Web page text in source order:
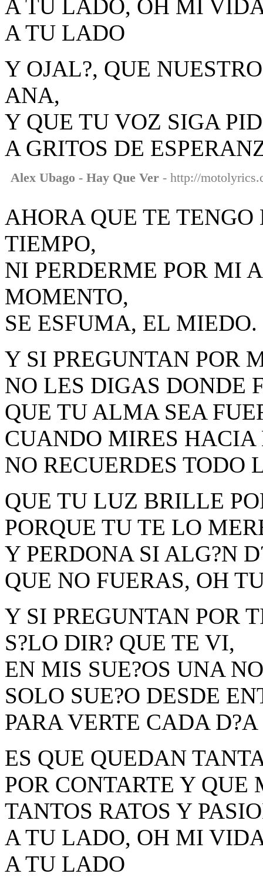
A TU LADO, OH MI
A TU LADO
Y OJAL?, QUE
ANA,
Y QUE TU VOZ SIGA
A GRITOS DE
Alex Ubago - Hay Que Ver - http://
AHORA QUE TE TENGO
TIEMPO,
NI PERDERME POR MI
MOMENTO,
SE ESFUMA, EL MIEDO.
Y SI PREGUNTAN POR
NO LES DIGAS DONDE
QUE TU ALMA SEA
CUANDO MIRES HACIA
NO RECUERDES TODO
QUE TU LUZ BRILLE
PORQUE TU TE LO
Y PERDONA SI ALG?N
QUE NO FUERAS, OH
Y SI PREGUNTAN POR
S?LO DIR? QUE TE VI,
EN MIS SUE?OS UNA
SOLO SUE?O DESDE
PARA VERTE CADA
ES QUE QUEDAN
POR CONTARTE Y QUE
TANTOS RATOS Y
A TU LADO, OH MI
A TU LADO